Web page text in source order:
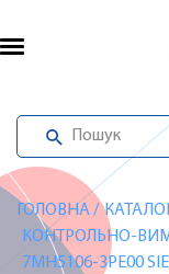
ГОЛОВНА/ КАТАЛОГ
КОНТРОЛЬНО-
7MH5106-3PE00